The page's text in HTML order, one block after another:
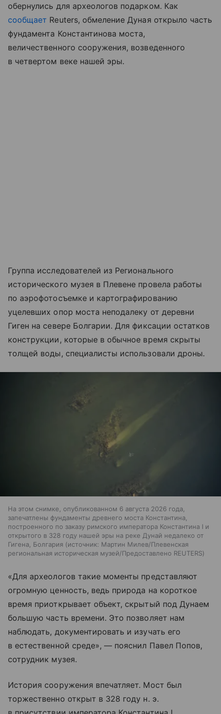
обернулись для археологов подарком. Как
сообщает Reuters, обмеление Дуная открыло часть
фундамента Константинова моста,
величественного сооружения, возведенного
в четвертом веке нашей эры.
Группа исследователей из Регионального
исторического музея в Плевене провела работы
по аэрофотосъемке и картографированию
уцелевших опор моста неподалеку от деревни
Гиген на севере Болгарии. Для фиксации остатков
конструкции, которые в обычное время скрыты
толщей воды, специалисты использовали дроны.
На этом снимке, опубликованном 6 августа 2026 года,
запечатлены фундаменты древнего моста Константина,
построенного по заказу римского императора Константина I и
открытого в 328 году нашей эры на реке Дунай недалеко от
Гигена, Болгария
источник: Мартин Милев/Плевенская
региональная историческая музей/Предоставлено REUTERS
«Для археологов такие моменты представляют
огромную ценность, ведь природа на короткое
время приоткрывает объект, скрытый под Дунаем
большую часть времени. Это позволяет нам
наблюдать, документировать и изучать его
в естественной среде», — пояснил Павел Попов,
сотрудник музея.
История сооружения впечатляет. Мост был
торжественно открыт в 328 году н. э.